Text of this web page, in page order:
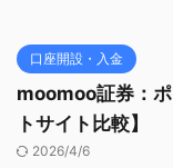
口座開設・入金
moomoo証券：
トサイト比較】
2026/4/6